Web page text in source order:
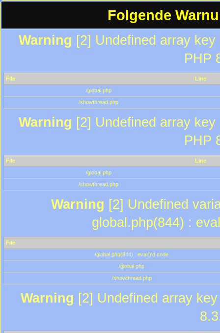
Folgende
Warning [2] Undefined array
PHP
File
Line
/global.php
/showthread.php
Warning [2] Undefined array
PHP
File
Line
/global.php
/showthread.php
Warning [2] Undefined
global.php(844) :
File
/global.php(844) : eval()'d code
/global.php
/showthread.php
Warning [2] Undefined array